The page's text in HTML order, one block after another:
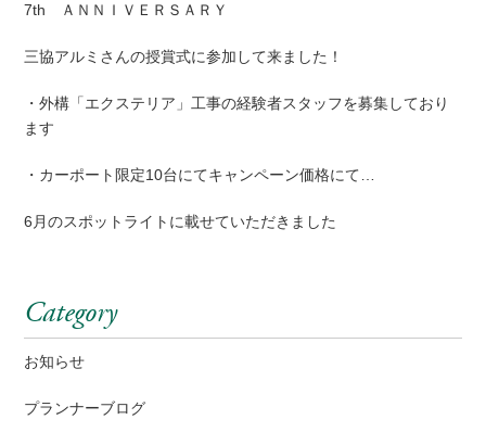
7th ＡＮＮＩＶＥＲＳＡＲＹ
三協アルミさんの授賞式に参加して来ました！
・外構「エクステリア」工事の経験者スタッフを募集しており
ます
・カーポート限定10台にてキャンペーン価格にて…
6月のスポットライトに載せていただきました
Category
お知らせ
プランナーブログ